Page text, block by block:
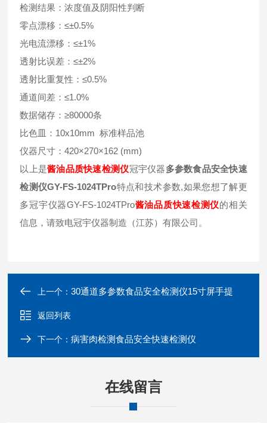
检测结果：浓度值及阴阳性判断
零点漂移：≤±0.5%
光电流漂移：≤±1%
透射比误差：≤±2%
透射比重复性：≤0.5%
通道间差：≤1.0%
数据储存：≥80000条
比色皿：10x10mm 标准样品池
仪器尺寸：420×270×162 (mm)
以上是酱油品质快速检测仪冠宇仪器多参数食品安全快速
检测仪GY-FS-1024TPro特点和技术参数,如果您想了解更
多冠宇仪器GY-FS-1024TPro酱油品质快速检测仪的相关
信息，请致电冠宇仪器制造（江苏）有限公司。
上一个：30通道多参数食品安全检测仪15寸屏手提
返回列表
下一个：病害肉检测食品安全快速检测仪
在线留言